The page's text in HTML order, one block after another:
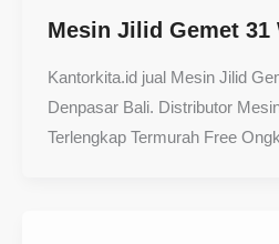
Mesin Jilid Gemet 31
Kantorkita.id jual Mesin Jilid
Denpasar Bali. Distributor
Terlengkap Termurah Free